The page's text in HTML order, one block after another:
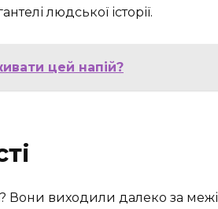
людської історії.
цей напій?
? Вони виходили далеко за межі